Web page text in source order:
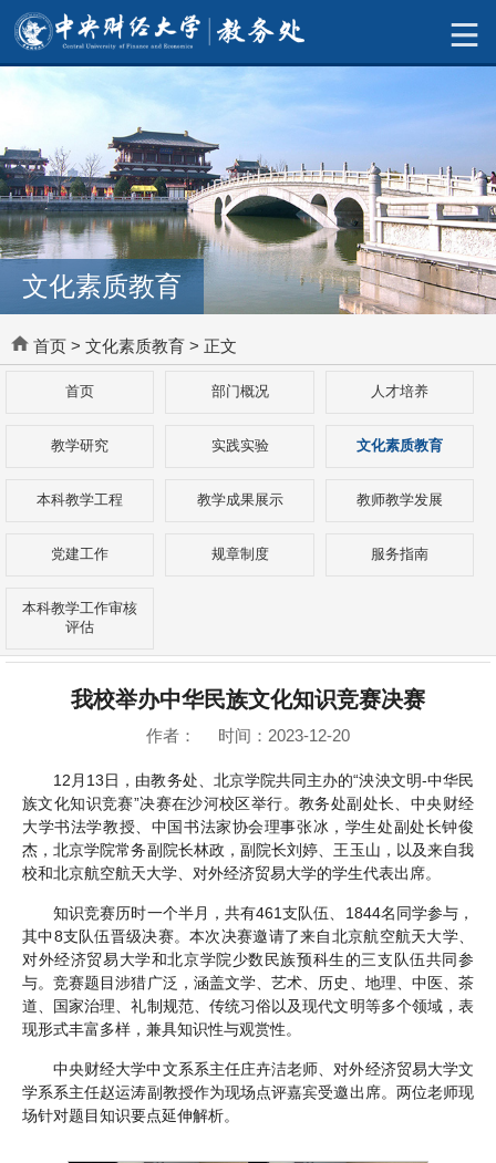
文化素质教育
首页 > 文化素质教育 > 正文
首页 部门概况 人才培养
教学研究 实践实验 文化素质教育
本科教学工程 教学成果展示 教师教学发展
党建工作 规章制度 服务指南
本科教学工作审核
评估
我校举办中华民族文化知识竞赛决赛
作者： 时间：2023-12-20
12月13日，由教务处、北京学院共同主办的“泱泱文明-中华民
族文化知识竞赛”决赛在沙河校区举行。教务处副处长、中央财经
大学书法学教授、中国书法家协会理事张冰，学生处副处长钟俊
杰，北京学院常务副院长林政，副院长刘婷、王玉山，以及来自我
校和北京航空航天大学、对外经济贸易大学的学生代表出席。
知识竞赛历时一个半月，共有461支队伍、1844名同学参与，
其中8支队伍晋级决赛。本次决赛邀请了来自北京航空航天大学、
对外经济贸易大学和北京学院少数民族预科生的三支队伍共同参
与。竞赛题目涉猎广泛，涵盖文学、艺术、历史、地理、中医、茶
道、国家治理、礼制规范、传统习俗以及现代文明等多个领域，表
现形式丰富多样，兼具知识性与观赏性。
中央财经大学中文系系主任庄卉洁老师、对外经济贸易大学文
学系系主任赵运涛副教授作为现场点评嘉宾受邀出席。两位老师现
场针对题目知识要点延伸解析。